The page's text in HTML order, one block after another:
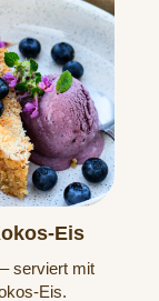
Eis
serviert mit
Eis.